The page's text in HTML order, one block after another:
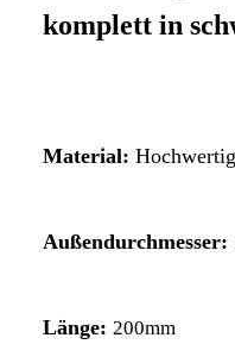
komplett in
Material:
Außendurchmesser:
Länge: 200mm